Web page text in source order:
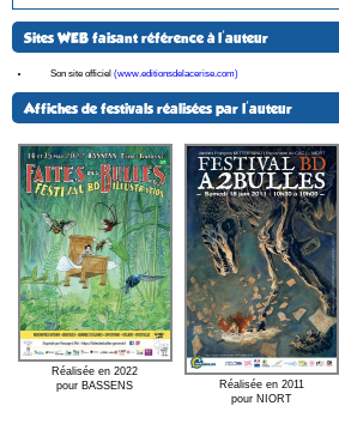
Sites WEB faisant référence à l'auteur
Son site officiel (www.editionsdelacerise.com)
Affiches de festivals réalisées par l'auteur
Réalisée en 2022
pour BASSENS
Réalisée en 2011
pour NIORT